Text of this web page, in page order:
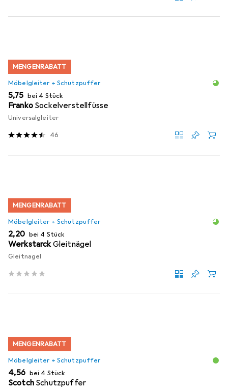
MENGENRABATT
Möbelgleiter + Schutzpuffer
EUR
5,75 bei 4 Stück
Franko Sockelverstellfüsse
Universalgleiter
46
MENGENRABATT
Möbelgleiter + Schutzpuffer
EUR
2,20 bei 4 Stück
WerkstarckGleitnägel
Gleitnagel
MENGENRABATT
Möbelgleiter + Schutzpuffer
EUR
4,56 bei 4 Stück
Scotch Schutzpuffer